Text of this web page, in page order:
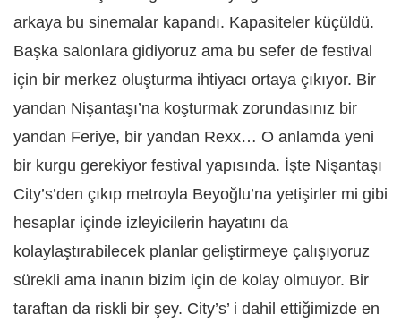
arkaya bu sinemalar kapandı. Kapasiteler küçüldü.
Başka salonlara gidiyoruz ama bu sefer de festival
için bir merkez oluşturma ihtiyacı ortaya çıkıyor. Bir
yandan Nişantaşı’na koşturmak zorundasınız bir
yandan Feriye, bir yandan Rexx… O anlamda yeni
bir kurgu gerekiyor festival yapısında. İşte Nişantaşı
City’s’den çıkıp metroyla Beyoğlu’na yetişirler mi gibi
hesaplar içinde izleyicilerin hayatını da
kolaylaştırabilecek planlar geliştirmeye çalışıyoruz
sürekli ama inanın bizim için de kolay olmuyor. Bir
taraftan da riskli bir şey. City’s’ i dahil ettiğimizde en